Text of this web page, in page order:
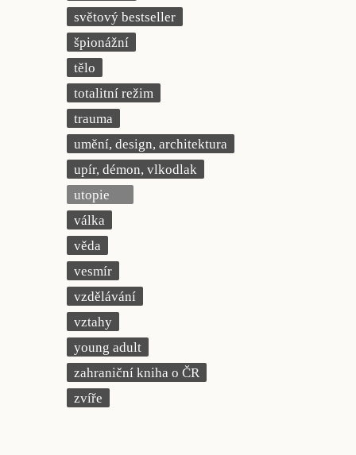
světový bestseller
špionážní
tělo
totalitní režim
trauma
umění, design, architektura
upír, démon, vlkodlak
utopie
válka
věda
vesmír
vzdělávání
vztahy
young adult
zahraniční kniha o ČR
zvíře